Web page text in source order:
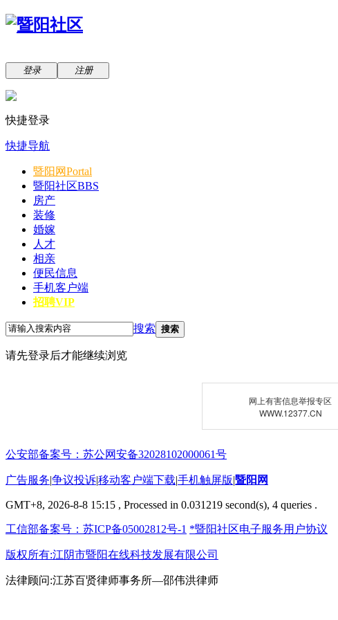
登录 注册
快捷登录
快捷导航
暨阳网Portal
暨阳社区BBS
房产
装修
婚嫁
人才
相亲
便民信息
手机客户端
招聘VIP
搜索 搜索
请先登录后才能继续浏览
网上有害信息举报专区
WWW.12377.CN
公安部备案号：苏公网安备32028102000061号
广告服务|争议投诉|移动客户端下载|手机触屏版|暨阳网
GMT+8, 2026-8-8 15:15 , Processed in 0.031219 second(s), 4 queries .
工信部备案号：苏ICP备05002812号-1 *暨阳社区电子服务用户协议
版权所有:江阴市暨阳在线科技发展有限公司
法律顾问:江苏百贤律师事务所—邵伟洪律师